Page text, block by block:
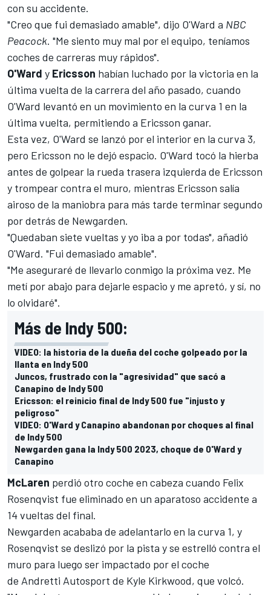
con su accidente.
"Creo que fui demasiado amable", dijo O'Ward a NBC
Peacock. "Me siento muy mal por el equipo, teníamos
coches de carreras muy rápidos".
O'Ward y Ericsson habían luchado por la victoria en la
última vuelta de la carrera del año pasado, cuando
O'Ward levantó en un movimiento en la curva 1 en la
última vuelta, permitiendo a Ericsson ganar.
Esta vez, O'Ward se lanzó por el interior en la curva 3,
pero Ericsson no le dejó espacio. O'Ward tocó la hierba
antes de golpear la rueda trasera izquierda de Ericsson
y trompear contra el muro, mientras Ericsson salía
airoso de la maniobra para más tarde terminar segundo
por detrás de Newgarden.
"Quedaban siete vueltas y yo iba a por todas", añadió
O'Ward. "Fui demasiado amable".
"Me aseguraré de llevarlo conmigo la próxima vez. Me
metí por abajo para dejarle espacio y me apretó, y sí, no
lo olvidaré".
Más de Indy 500:
VIDEO: la historia de la dueña del coche golpeado por la
llanta en Indy 500
Juncos, frustrado con la "agresividad" que sacó a
Canapino de Indy 500
Ericsson: el reinicio final de Indy 500 fue "injusto y
peligroso"
VIDEO: O'Ward y Canapino abandonan por choques al final
de Indy 500
Newgarden gana la Indy 500 2023, choque de O'Ward y
Canapino
McLaren perdió otro coche en cabeza cuando Felix
Rosenqvist fue eliminado en un aparatoso accidente a
14 vueltas del final.
Newgarden acababa de adelantarlo en la curva 1, y
Rosenqvist se deslizó por la pista y se estrelló contra el
muro para luego ser impactado por el coche
de Andretti Autosport de Kyle Kirkwood, que volcó.